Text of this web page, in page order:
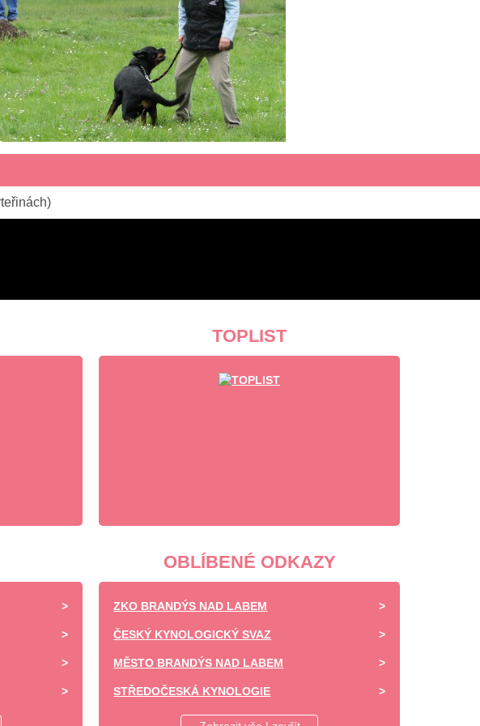
TOPLIST
OBLÍBENÉ ODKAZY
ZKO BRANDÝS NAD LABEM
ČESKÝ KYNOLOGICKÝ SVAZ
MĚSTO BRANDÝS NAD LABEM
STŘEDOČESKÁ KYNOLOGIE
DAISY OF HIGHLAND - CHOVATELSKÁ STANICE -